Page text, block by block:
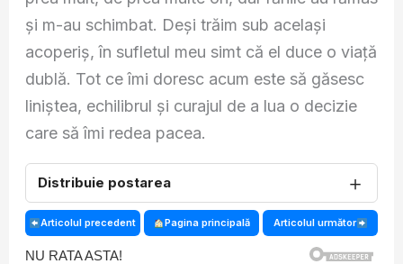
și m-au schimbat. Deși trăim sub același
acoperiș, în sufletul meu simt că el duce o viață
dublă. Tot ce îmi doresc acum este să găsesc
liniștea, echilibrul și curajul de a lua o decizie
care să îmi redea pacea.
Distribuie postarea ＋
Articolul precedent Pagina principală Articolul următor